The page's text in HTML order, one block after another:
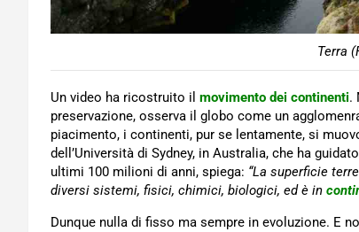
Terra
Un video ha ricostruito il movimento dei continenti.
preservazione, osserva il globo come un
piacimento, i continenti, pur se lentamente, si
dell’Università di Sydney, in Australia, che ha
ultimi 100 milioni di anni, spiega: “La superficie
diversi sistemi, fisici, chimici, biologici, ed è in
Dunque nulla di fisso ma sempre in evoluzione. E